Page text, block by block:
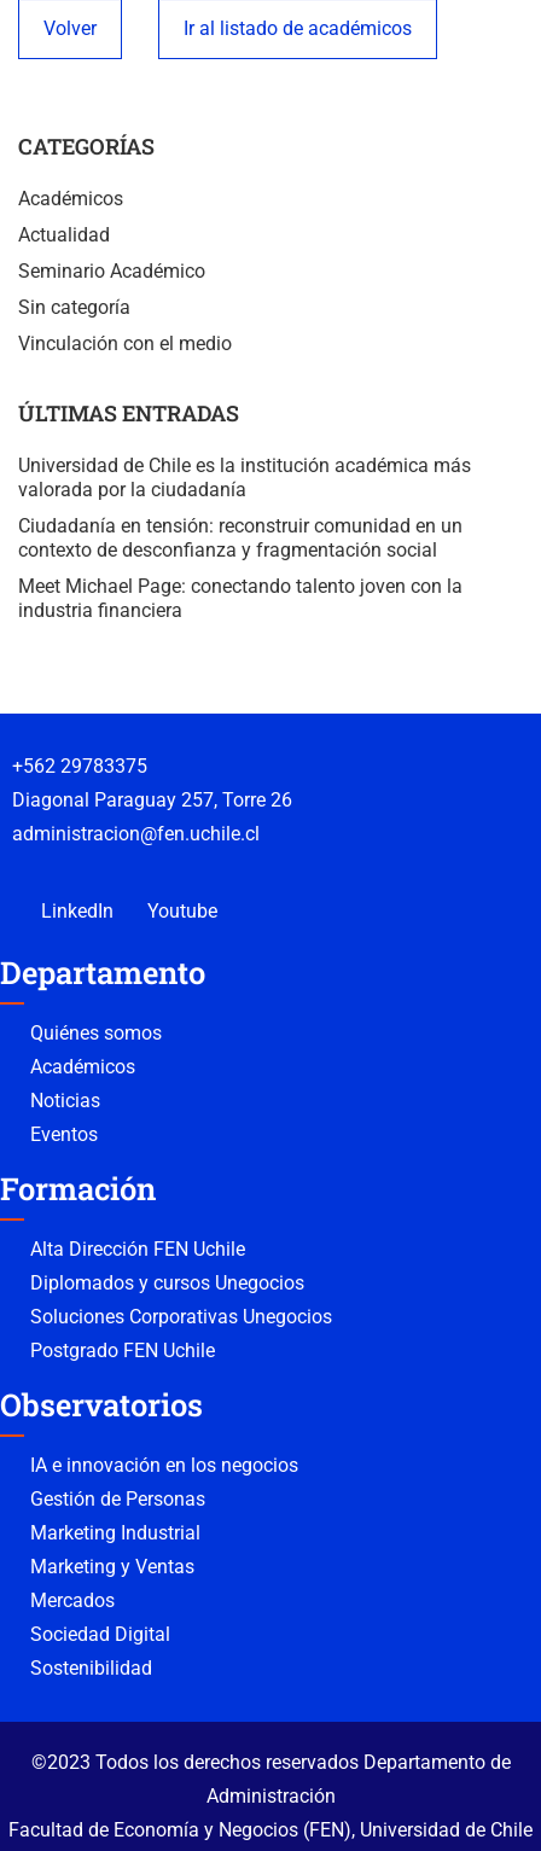
Volver Ir al listado de académicos
CATEGORÍAS
Académicos
Actualidad
Seminario Académico
Sin categoría
Vinculación con el medio
ÚLTIMAS ENTRADAS
Universidad de Chile es la institución académica más
valorada por la ciudadanía
Ciudadanía en tensión: reconstruir comunidad en un
contexto de desconfianza y fragmentación social
Meet Michael Page: conectando talento joven con la
industria financiera
+562 29783375
Diagonal Paraguay 257, Torre 26
administracion@fen.uchile.cl
LinkedIn Youtube
Departamento
Quiénes somos
Académicos
Noticias
Eventos
Formación
Alta Dirección FEN Uchile
Diplomados y cursos Unegocios
Soluciones Corporativas Unegocios
Postgrado FEN Uchile
Observatorios
IA e innovación en los negocios
Gestión de Personas
Marketing Industrial
Marketing y Ventas
Mercados
Sociedad Digital
Sostenibilidad
©2023 Todos los derechos reservados Departamento de
Administración
Facultad de Economía y Negocios (FEN), Universidad de Chile